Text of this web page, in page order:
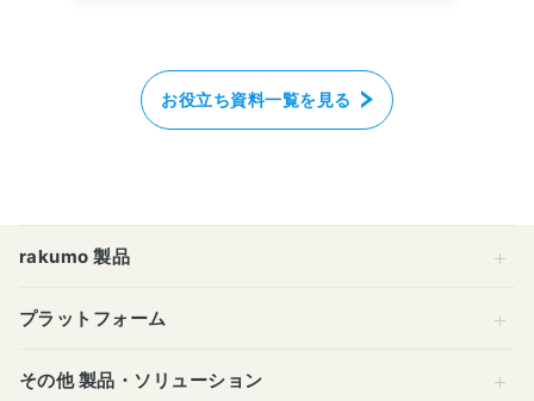
お役立ち資料一覧を見る
rakumo 製品
プラットフォーム
その他 製品・ソリューション